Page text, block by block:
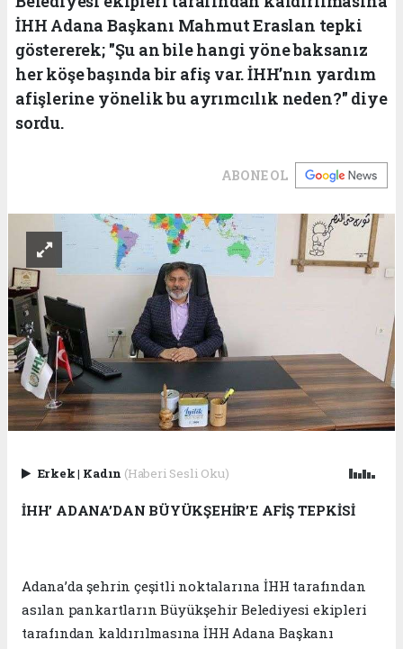
İHH Adana Başkanı Mahmut Eraslan tepki
göstererek; "Şu an bile hangi yöne baksanız
her köşe başında bir afiş var. İHH’nın yardım
afişlerine yönelik bu ayrımcılık neden?" diye
sordu.
ABONE OL
Erkek| Kadın (Haberi Sesli Oku)
İHH’ ADANA’DAN BÜYÜKŞEHİR’E AFİŞ TEPKİSİ
Adana’da şehrin çeşitli noktalarına İHH tarafından
asılan pankartların Büyükşehir Belediyesi ekipleri
tarafından kaldırılmasına İHH Adana Başkanı